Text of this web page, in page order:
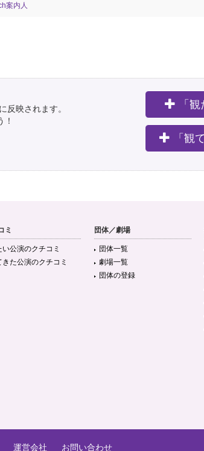
案内人
反映されます。
「
「観
ミ
い公演のクチコミ
きた公演のクチコミ
団体／劇場
団体一覧
劇場一覧
団体の登録
運営会社 お問い合わせ